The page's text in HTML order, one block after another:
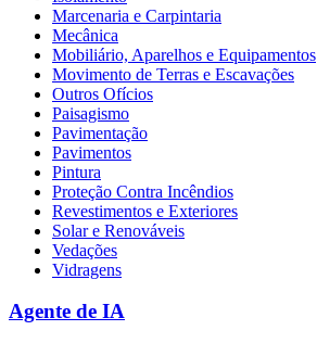
Marcenaria e Carpintaria
Mecânica
Mobiliário, Aparelhos e Equipamentos
Movimento de Terras e Escavações
Outros Ofícios
Paisagismo
Pavimentação
Pavimentos
Pintura
Proteção Contra Incêndios
Revestimentos e Exteriores
Solar e Renováveis
Vedações
Vidragens
Agente de IA